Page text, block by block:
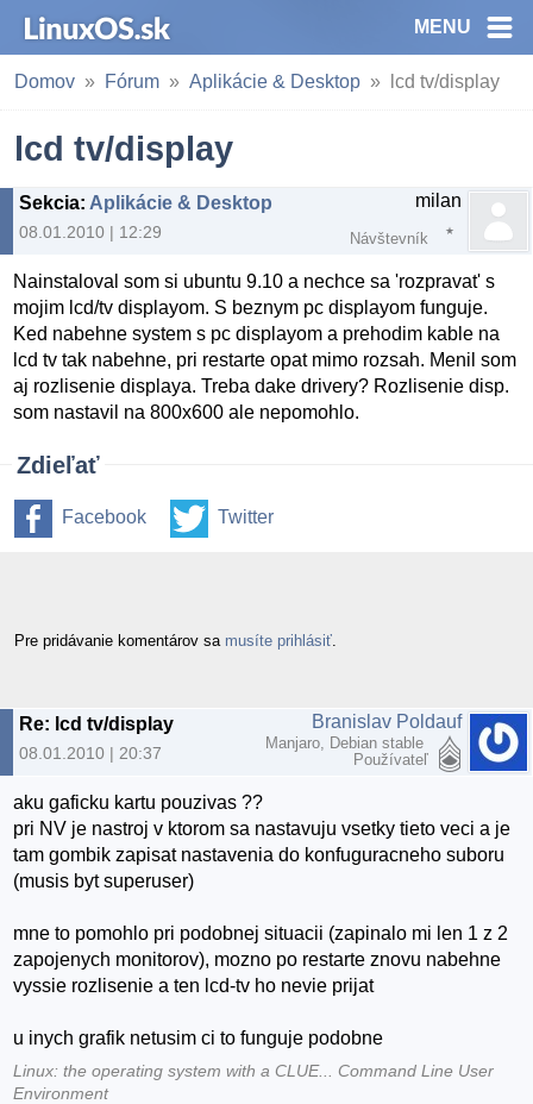
MENU
Domov Fórum Aplikácie & Desktop lcd tv/display
lcd tv/display
Sekcia: Aplikácie & Desktop
08.01.2010 | 12:29
milan
Návštevník
Nainstaloval som si ubuntu 9.10 a nechce sa 'rozpravat' s
mojim lcd/tv displayom. S beznym pc displayom funguje.
Ked nabehne system s pc displayom a prehodim kable na
lcd tv tak nabehne, pri restarte opat mimo rozsah. Menil som
aj rozlisenie displaya. Treba dake drivery? Rozlisenie disp.
som nastavil na 800x600 ale nepomohlo.
Zdieľať
Facebook Twitter
Pre pridávanie komentárov sa musíte prihlásiť
Re: lcd tv/display
08.01.2010 | 20:37
Branislav Poldauf
Manjaro, Debian stable
Používateľ
aku gaficku kartu pouzivas ??
pri NV je nastroj v ktorom sa nastavuju vsetky tieto veci a je
tam gombik zapisat nastavenia do konfuguracneho suboru
(musis byt superuser)
mne to pomohlo pri podobnej situacii (zapinalo mi len 1 z 2
zapojenych monitorov), mozno po restarte znovu nabehne
vyssie rozlisenie a ten lcd-tv ho nevie prijat
u inych grafik netusim ci to funguje podobne
Linux: the operating system with a CLUE... Command Line User
Environment